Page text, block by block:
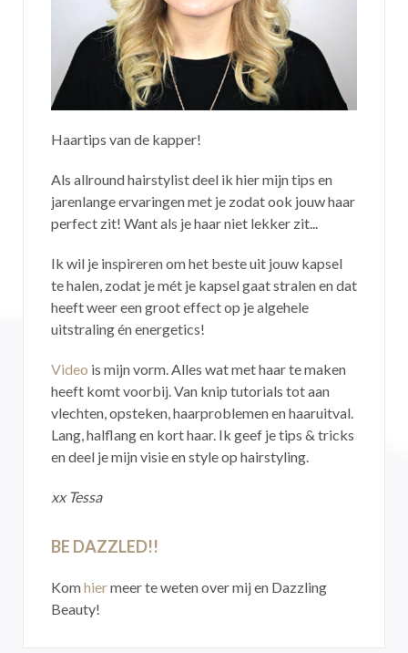
Haartips van de kapper!
Als allround hairstylist deel ik hier mijn tips en
jarenlange ervaringen met je zodat ook jouw haar
perfect zit! Want als je haar niet lekker zit...
Ik wil je inspireren om het beste uit jouw kapsel
te halen, zodat je mét je kapsel gaat stralen en dat
heeft weer een groot effect op je algehele
uitstraling én energetics!
Video is mijn vorm. Alles wat met haar te maken
heeft komt voorbij. Van knip tutorials tot aan
vlechten, opsteken, haarproblemen en haaruitval.
Lang, halflang en kort haar. Ik geef je tips & tricks
en deel je mijn visie en style op hairstyling.
xx Tessa
BE DAZZLED!!
Komhiermeer te weten over mij en Dazzling
Beauty!